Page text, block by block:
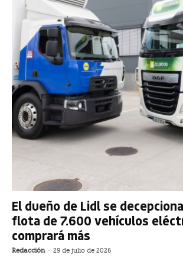
El dueño de Lidl se
flota de 7.600 vehículos
comprará más
Redacción - 29 de julio de 2026